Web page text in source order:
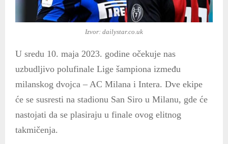
Izvor: dailystar.co.uk
U sredu 10. maja 2023. godine očekuje nas
uzbudljivo polufinale Lige šampiona između
milanskog dvojca – AC Milana i Intera. Dve ekipe
će se susresti na stadionu San Siro u Milanu, gde će
nastojati da se plasiraju u finale ovog elitnog
takmičenja.